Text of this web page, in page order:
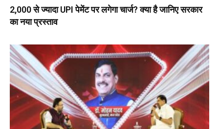
₹2,000 से ज्यादा UPI पेमेंट पर लगेगा चार्ज? क्या है जानिए सरकार
का नया प्रस्ताव